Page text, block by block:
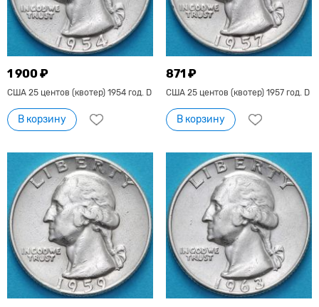
1 900 ₽
США 25 центов (квотер) 1954 год. D
В корзину
871 ₽
США 25 центов (квотер) 1957 год. D
В корзину